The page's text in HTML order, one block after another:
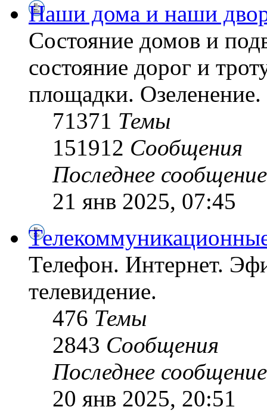
Наши дома и наши
Состояние домов и
состояние дорог и
площадки.
71371 Темы
151912 Сообщения
Последнее сообщение
21 янв 2025, 07:45
Телефон. Интернет.
телевидение.
476 Темы
2843 Сообщения
Последнее сообщение
20 янв 2025, 20:51